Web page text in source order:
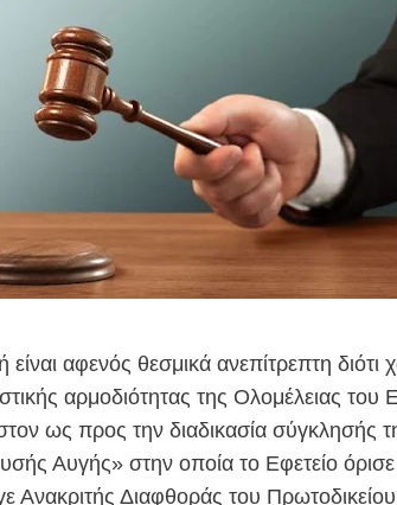
είναι αφενός θεσμικά ανεπίτρεπτη
αρμοδιότητας της Ολομέλειας
ως προς την διαδικασία σύγκλησής
Αυγής» στην οποία το Εφετείο
Ανακριτής Διαφθοράς του